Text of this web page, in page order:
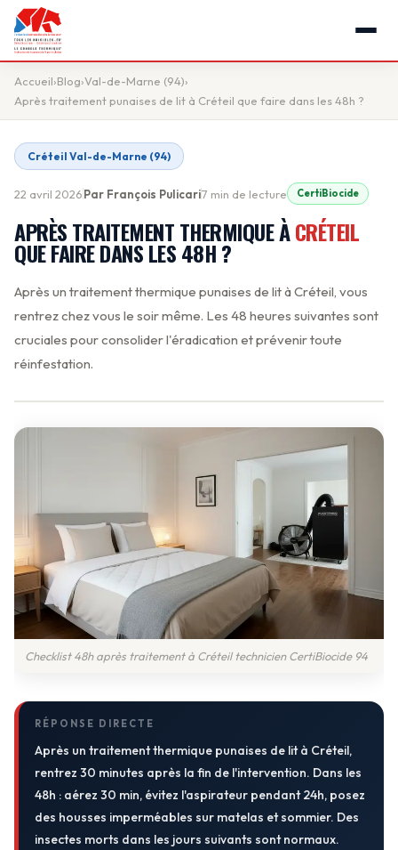
Accueil›Blog›Val-de-Marne (94)›
Après traitement punaises de lit à Créteil que faire dans les 48h ?
Créteil Val-de-Marne (94)
22 avril 2026Par François Pulicari7 min de lecture CertiBiocide
APRÈS TRAITEMENT THERMIQUE ÀCRÉTEIL
QUE FAIRE DANS LES 48H ?
Après un traitement thermique punaises de lit à Créteil, vous
rentrez chez vous le soir même. Les 48 heures suivantes sont
cruciales pour consolider l'éradication et prévenir toute
réinfestation.
Checklist 48h après traitement à Créteil technicien CertiBiocide 94
RÉPONSE DIRECTE
Après un traitement thermique punaises de lit à Créteil,
rentrez 30 minutes après la fin de l'intervention. Dans les
48h : aérez 30 min, évitez l'aspirateur pendant 24h, posez
des housses imperméables sur matelas et sommier. Des
insectes morts dans les jours suivants sont normaux.